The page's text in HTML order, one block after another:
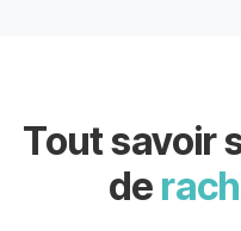
Tout savoir
de